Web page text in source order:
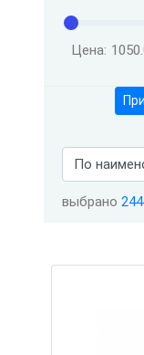
Цена:
выбрано 244